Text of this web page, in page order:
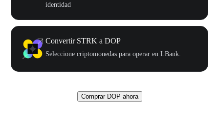
identidad
Convertir STRK a DOP
Seleccione criptomonedas para operar en LBank.
Comprar DOP ahora